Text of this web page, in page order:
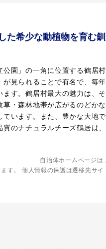
た希少な動植物を育む
園」の一角に位置する鶴居
見られることで有名で、毎
す。鶴居村最大の魅力は、
・森林地帯が広がるのどか
います。また、豊かな大地
のナチュラルチーズ鶴居は
自治体ホームページは
す。 個人情報の保護は遷移先サイ